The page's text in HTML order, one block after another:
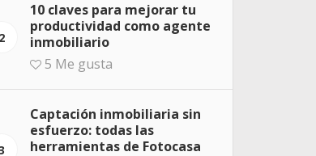
2
10 claves para mejorar tu
productividad como agente
inmobiliario
5 Me gusta
Captación inmobiliaria sin
esfuerzo: todas las
herramientas de Fotocasa